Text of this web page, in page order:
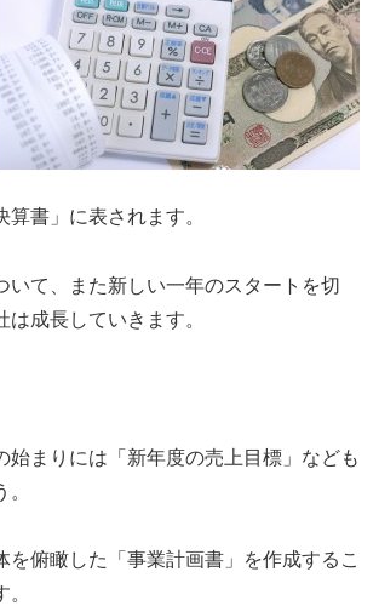
書」に表されます。
いて、また新しい一年のスタートを切
は成長していきます。
始まりには「新年度の売上目標」なども
を俯瞰した「事業計画書」を作成するこ